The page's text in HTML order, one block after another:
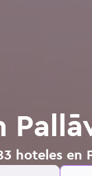
hoteles en